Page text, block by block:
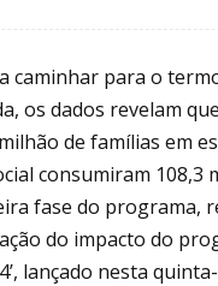
caminhar para o
os dados revelam
de famílias em
consumiram 108,3
fase do programa,
do impacto do
lançado nesta